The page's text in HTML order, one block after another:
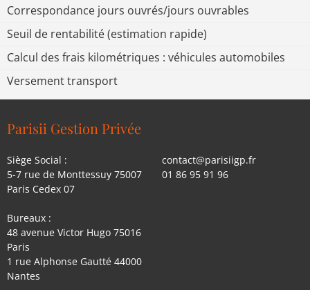
Correspondance jours ouvrés/jours ouvrables
Seuil de rentabilité (estimation rapide)
Calcul des frais kilométriques : véhicules automobiles
Versement transport
Parisii Gestion Privée
Siège Social :
5-7 rue de Monttessuy 75007
Paris Cedex 07
Bureaux :
48 avenue Victor Hugo 75016
Paris
1 rue Alphonse Gautté 44000
Nantes
contact@parisiigp.fr
01 86 95 91 96